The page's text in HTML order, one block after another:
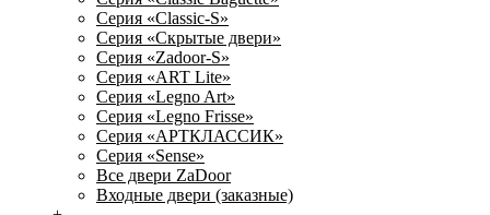
Серия «Classic-S»
Серия «Скрытые двери»
Серия «Zadoor-S»
Серия «ART Lite»
Серия «Legno Art»
Серия «Legno Frisse»
Серия «АРТКЛАССИК»
Серия «Sense»
Все двери ZaDoor
Входные двери (заказные)